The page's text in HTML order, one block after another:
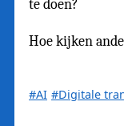
te doen?
Hoe kijken
#AI #Digitale